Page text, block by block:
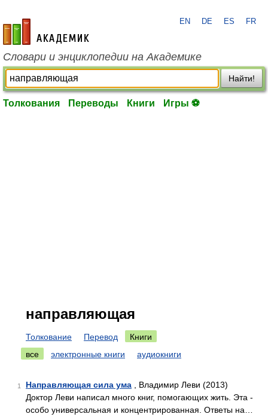
academic.ru
EN DE ES FR
Словари и энциклопедии на Академике
Найти!
Толкования Переводы Книги Игры ⚽
направляющая
Толкование Перевод
Книги
все
электронные книги аудиокниги
1 Направляющая сила ума , Владимир Леви (2013)
Доктор Леви написал много книг, помогающих жить. Эта -
особо универсальная и концентрированная. Ответы на…